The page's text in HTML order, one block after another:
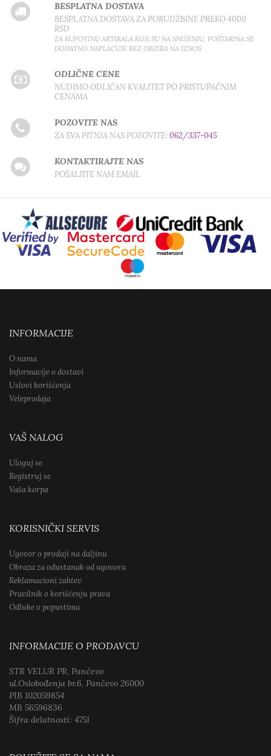
BESPLATNA DOSTAVA
BESPLATNA DOSTAVA ZA PORUDŽBINE PREKO 4000
RSD
ZA KUPOVINU ARTIKALA KOJI SU NA SNIŽENJU, POŠTARINA SE
DODATNO NAPLAĆUJE BEZ OBZIRA NA IZNOS
ODLIČNE CENE
NUDIMO ODLIČAN KVALITET PO PRISTUPAČNIM
CENAMA
POZOVITE NAS
ZA SVA PITNJA NAS POZOVITE:062/337-045
KONTAKTIRAJTE NAS
POŠALJITE NAM EMAIL
INFORMACIJE
O nama
Informacije o dostavi
Uslovi korišćenja
Veleprodaja
VAŠ NALOG
Uloguj se
Registruj se
Vaša korpa
KORISNIČKI SERVIS
Ugovor o prodaji na daljinu
Obraza za odustanak od ugovora
Reklamacioni zahtev
Pravilnik o korišćenju prava
Odluke o popustima
INFORMACIJE O PRODAVCU
STR VELUR PR, Pančevo
ul.Oslobođenja br.6, Pančevo 26000
PIB 102059854
MB 56596836
Šifra delatnosti: 4751